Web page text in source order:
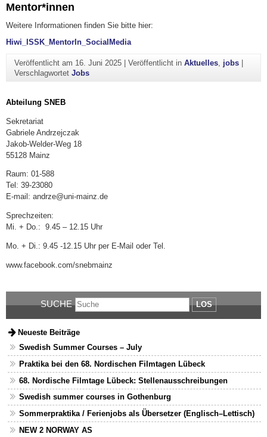
Mentor*innen
Weitere Informationen finden Sie bitte hier:
Hiwi_ISSK_MentorIn_SocialMedia
Veröffentlicht am 16. Juni 2025| Veröffentlicht in Aktuelles, jobs|
Verschlagwortet Jobs
Abteilung SNEB
Sekretariat
Gabriele Andrzejczak
Jakob-Welder-Weg 18
55128 Mainz
Raum: 01-588
Tel: 39-23080
E-mail: andrze@uni-mainz.de
Sprechzeiten:
Mi. + Do.: 9.45 – 12.15 Uhr
Mo. + Di.: 9.45 -12.15 Uhr per E-Mail oder Tel.
www.facebook.com/snebmainz
SUCHE LOS
Neueste Beiträge
Swedish Summer Courses – July
Praktika bei den 68. Nordischen Filmtagen Lübeck
68. Nordische Filmtage Lübeck: Stellenausschreibungen
Swedish summer courses in Gothenburg
Sommerpraktika / Ferienjobs als Übersetzer (Englisch–Lettisch)
NEW 2 NORWAY AS